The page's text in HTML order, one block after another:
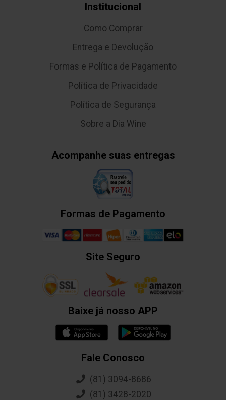
Institucional
Como Comprar
Entrega e Devolução
Formas e Política de Pagamento
Política de Privacidade
Política de Segurança
Sobre a Dia Wine
Acompanhe suas entregas
Formas de Pagamento
Site Seguro
Baixe já nosso APP
Fale Conosco
(81) 3094-8686
(81) 3428-2020